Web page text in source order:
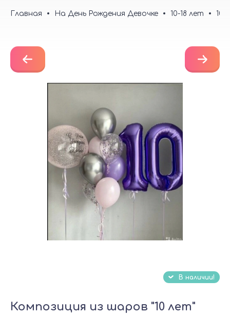
Главная На День Рождения Девочке 10-18 лет 10
В наличии!
Композиция из шаров "10 лет"